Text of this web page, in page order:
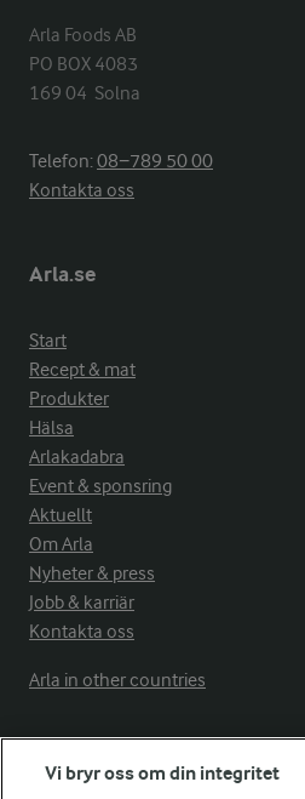
Arla Foods AB
PO BOX 4083
169 04  Solna
Telefon:08−789 50 00
Kontakta oss
Arla.se
Start
Recept & mat
Produkter
Hälsa
Arlakadabra
Event & sponsring
Aktuellt
Om Arla
Nyheter & press
Jobb & karriär
Kontakta oss
Arla in other countries
Fler Arlasajter
Vi bryr oss om din integritet